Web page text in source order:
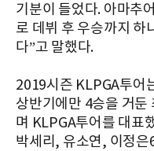
기분이 들었다. 아마추어
로 데뷔 후 우승까지 하
다”고 말했다.
2019시즌 KLPGA투어
상반기에만 4승을 거둔
며 KLPGA투어를 대표
박세리 , 유소연, 이정은